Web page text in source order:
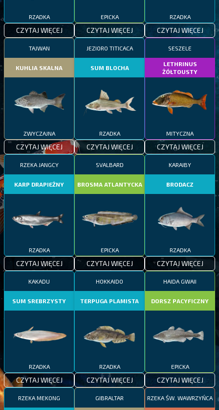
RZADKA
CZYTAJ WIĘCEJ
EPICKA
CZYTAJ WIĘCEJ
RZADKA
CZYTAJ WIĘCEJ
TAJWAN
KUHLIA SKALNA
ZWYCZAJNA
CZYTAJ WIĘCEJ
JEZIORO TITICACA
SUM BLOCHA
RZADKA
CZYTAJ WIĘCEJ
SESZELE
LETHRINUS
ŻÓŁTOUSTY
MITYCZNA
CZYTAJ WIĘCEJ
RZEKA JANGCY
KARP DRAPIEŻNY
RZADKA
CZYTAJ WIĘCEJ
SVALBARD
BROSMA ATLANTYCKA
EPICKA
CZYTAJ WIĘCEJ
KARAIBY
BRODACZ
RZADKA
CZYTAJ WIĘCEJ
KAKADU
SUM SREBRZYSTY
RZADKA
CZYTAJ WIĘCEJ
HOKKAIDO
TERPUGA PLAMISTA
RZADKA
CZYTAJ WIĘCEJ
HAIDA GWAII
DORSZ PACYFICZNY
EPICKA
CZYTAJ WIĘCEJ
RZEKA MEKONG GIBRALTAR RZEKA ŚW. WAWRZYŃCA